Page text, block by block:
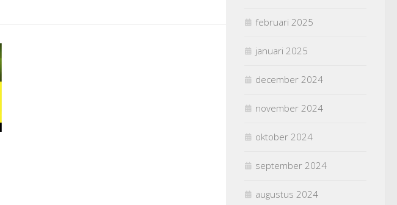
februari 2025
januari 2025
december 2024
november 2024
oktober 2024
september 2024
augustus 2024